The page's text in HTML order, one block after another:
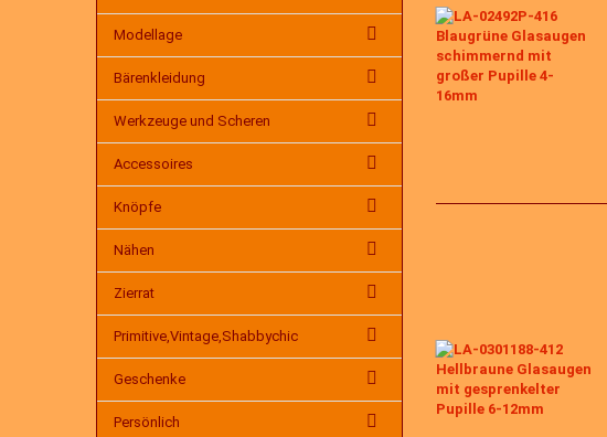
Modellage
Bärenkleidung
Werkzeuge und Scheren
Accessoires
Knöpfe
Nähen
Zierrat
Primitive,Vintage,Shabbychic
Geschenke
Persönlich